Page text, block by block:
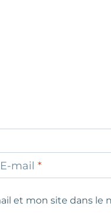
E-mail*
et mon site dans le